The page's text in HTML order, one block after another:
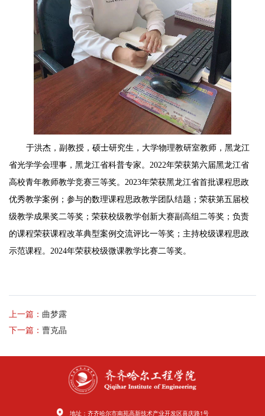
于洪杰，副教授，硕士研究生，大学物理教研室教师，黑龙江
省光学学会理事，黑龙江省科普专家。 2022年荣获第六届黑龙江省
高校青年教师教学竞赛三等奖。 2023年荣获黑龙江省首批课程思政
优秀教学案例；参与的数理课程思政教学团队结题；荣获第五届校
级教学成果奖二等奖；荣获校级教学创新大赛副高组二等奖；负责
的课程荣获课程改革典型案例交流评比一等奖；主持校级课程思政
示范课程。 2024年荣获校级微课教学比赛二等奖。
上一篇： 曲梦露
下一篇： 曹克晶
地址：齐齐哈尔市南苑高新技术产业开发区喜庆路1号